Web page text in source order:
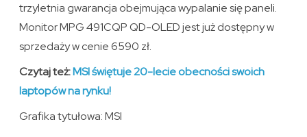
trzyletnia gwarancja obejmująca wypalanie się paneli.
Monitor MPG 491CQP QD-OLED jest już dostępny w
sprzedaży w cenie 6590 zł.
Czytaj też:MSI świętuje 20-lecie obecności swoich
laptopów na rynku!
Grafika tytułowa: MSI